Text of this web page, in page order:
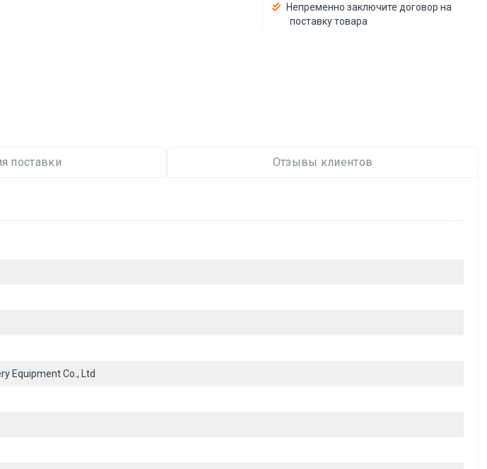
Непременно заключите договор на
поставку товара
поставки Отзывы клиентов
Equipment Co., Ltd